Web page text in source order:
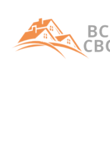
контенту